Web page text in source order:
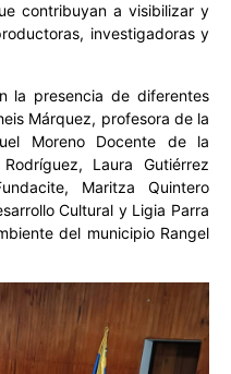
contribuyan a visibilizar y
investigadoras y
la presencia de diferentes
Márquez, profesora de la
Moreno Docente de la
Laura Gutiérrez
Maritza Quintero
Cultural y Ligia Parra
del municipio Rangel